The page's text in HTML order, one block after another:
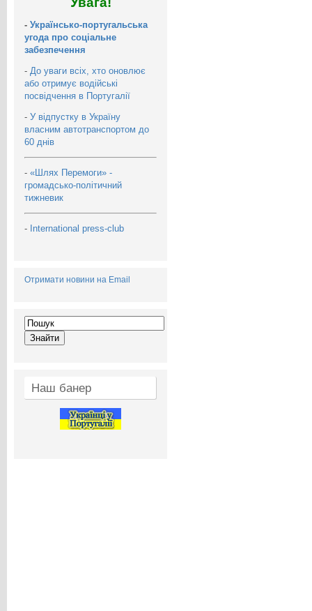
- Українсько-португальська
угода про соціальне
забезпечення
- До уваги всіх, хто оновлює
або отримує водійські
посвідчення в Португалії
- У відпустку в Україну
власним автотранспортом до
60 днів
- «Шлях Перемоги» -
громадсько-політичний
тижневик
- International press-club
Отримати новини на Email
Наш банер